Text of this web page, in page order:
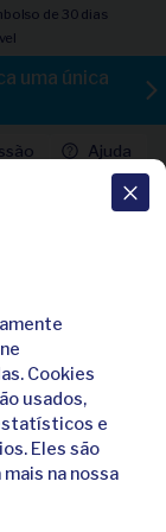
de 30 dias
uma única
Ajuda
Cookies
usados,
e
Eles são
na nossa